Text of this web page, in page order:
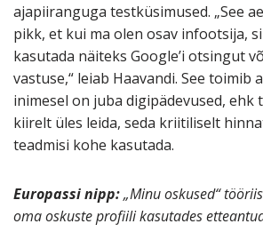
ajapiiranguga testküsimused. „See
pikk, et kui ma olen osav infootsija,
kasutada näiteks Google’i otsingut
vastuse,“ leiab Haavandi. See toimib
inimesel on juba digipädevused, ehk
kiirelt üles leida, seda kriitiliselt
teadmisi kohe kasutada.
Europassi nipp:„Minu oskused“
oma oskuste profiili kasutades